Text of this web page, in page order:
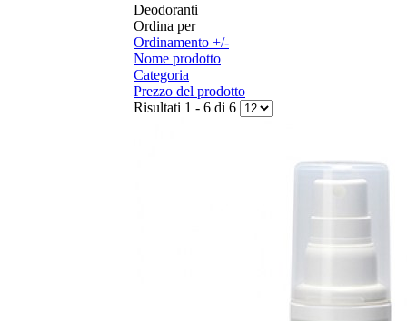
Deodoranti
Ordina per
Ordinamento +/-
Nome prodotto
Categoria
Prezzo del prodotto
Risultati 1 - 6 di 6